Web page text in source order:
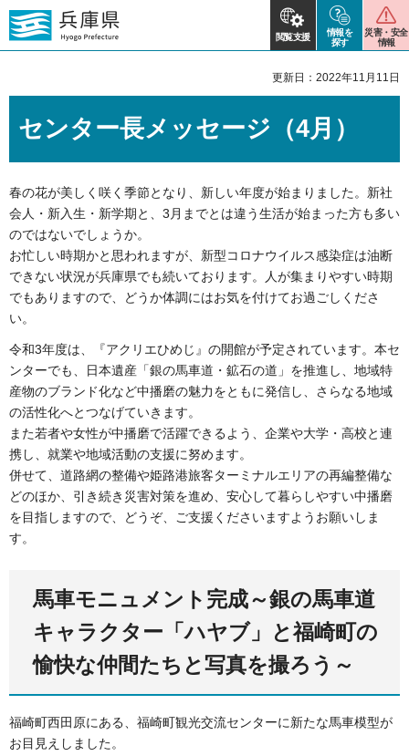
閲覧支援
情報を
探す
災害・安全
情報
更新日：2022年11月11日
センター長メッセージ（4月）
春の花が美しく咲く季節となり、新しい年度が始まりました。新社
会人・新入生・新学期と、3月までとは違う生活が始まった方も多い
のではないでしょうか。
お忙しい時期かと思われますが、新型コロナウイルス感染症は油断
できない状況が兵庫県でも続いております。人が集まりやすい時期
でもありますので、どうか体調にはお気を付けてお過ごしくださ
い。
令和3年度は、『アクリエひめじ』の開館が予定されています。本セ
ンターでも、日本遺産「銀の馬車道・鉱石の道」を推進し、地域特
産物のブランド化など中播磨の魅力をともに発信し、さらなる地域
の活性化へとつなげていきます。
また若者や女性が中播磨で活躍できるよう、企業や大学・高校と連
携し、就業や地域活動の支援に努めます。
併せて、道路網の整備や姫路港旅客ターミナルエリアの再編整備な
どのほか、引き続き災害対策を進め、安心して暮らしやすい中播磨
を目指しますので、どうぞ、ご支援くださいますようお願いしま
す。
馬車モニュメント完成～銀の馬車道
キャラクター「ハヤブ」と福崎町の
愉快な仲間たちと写真を撮ろう～
福崎町西田原にある、福崎町観光交流センターに新たな馬車模型が
お目見えしました。